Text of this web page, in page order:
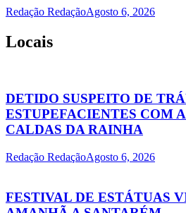
Redação RedaçãoAgosto 6, 2026
Locais
DETIDO SUSPEITO DE
ESTUPEFACIENTES COM
CALDAS DA RAINHA
Redação RedaçãoAgosto 6, 2026
FESTIVAL DE ESTÁTUAS